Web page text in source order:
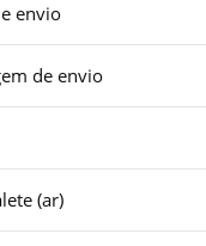
envio
de envio
(ar)